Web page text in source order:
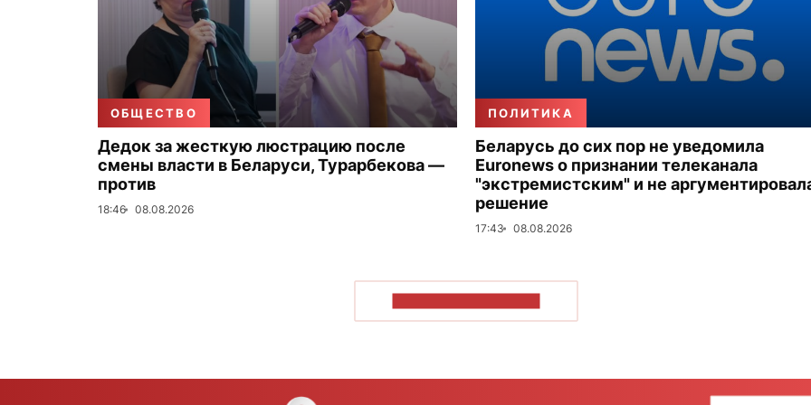
ОБЩЕСТВО
Дедок за жесткую люстрацию после
смены власти в Беларуси, Турарбекова —
против
18:46 08.08.2026
ПОЛИТИКА
Беларусь до сих пор не уведомила
Euronews о признании телеканала
"экстремистским" и не
решение
17:43 08.08.2026